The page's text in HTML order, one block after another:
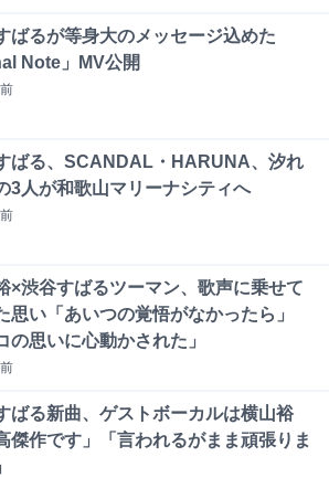
ばるが等身大のメッセージ込めた
Note」MV公開
前
ばる、SCANDAL・HARUNA、汐れ
3人が和歌山マリーナシティへ
前
×渋谷すばるツーマン、歌声に乗せて
思い「あいつの覚悟がなかったら」
の思いに心動かされた」
前
ばる新曲、ゲストボーカルは横山裕
傑作です」「言われるがまま頑張りま